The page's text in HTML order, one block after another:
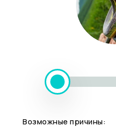
Возможные причины: